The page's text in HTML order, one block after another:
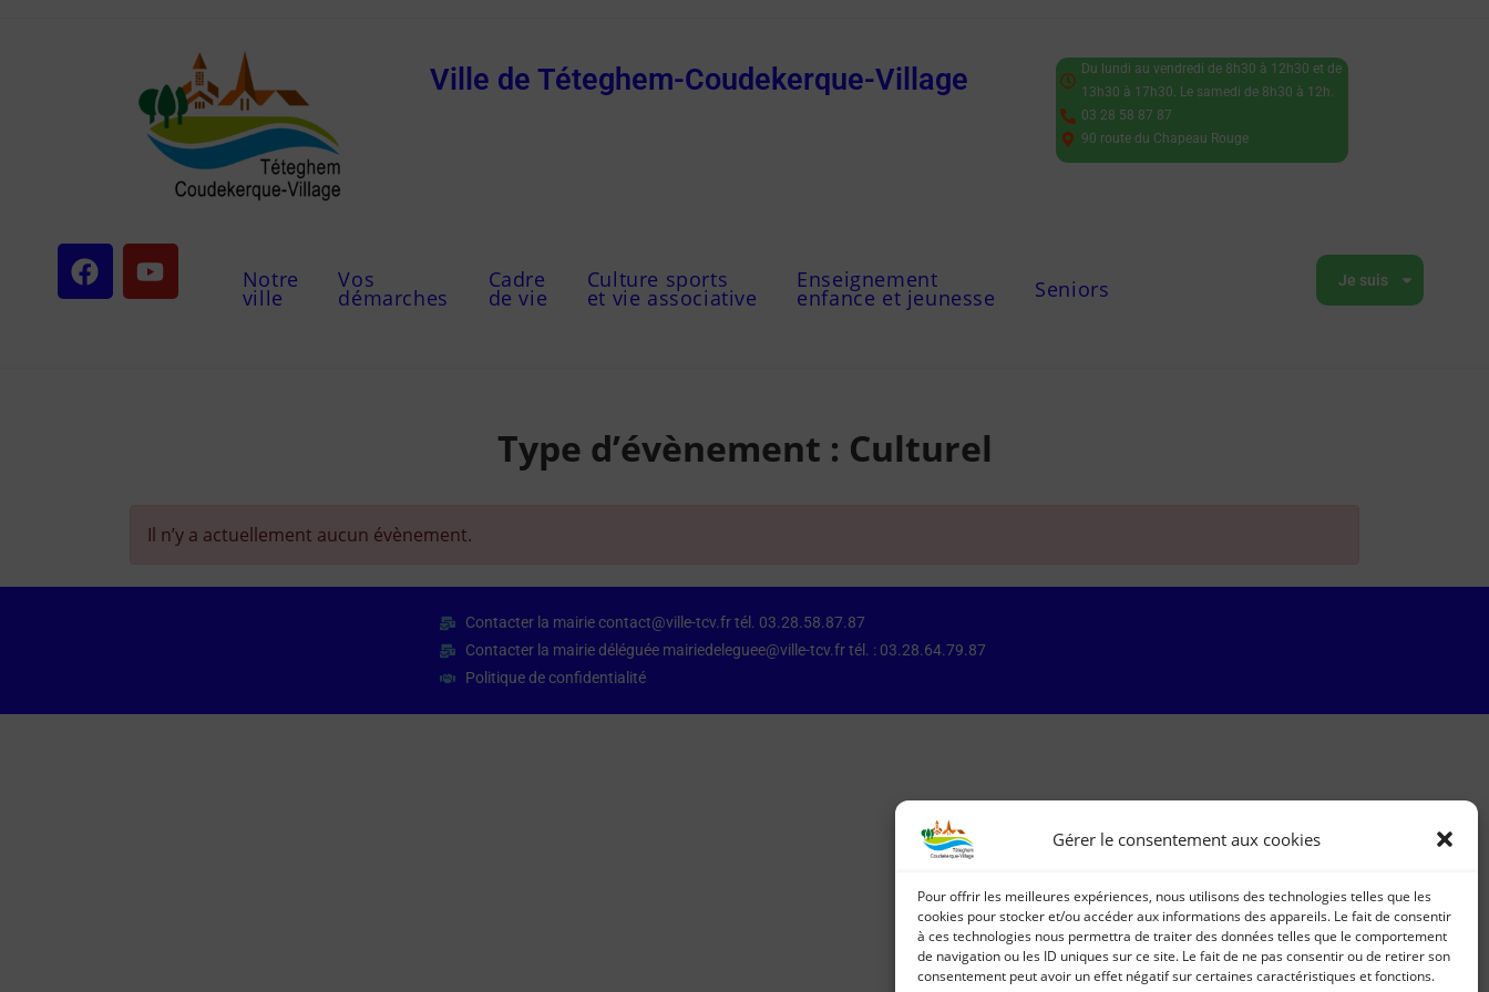
Gérer le consentement aux cookies
Pour offrir les meilleures expériences, nous utilisons des technologies telles que les
cookies pour stocker et/ou accéder aux informations des appareils. Le fait de consentir
à ces technologies nous permettra de traiter des données telles que le comportement
de navigation ou les ID uniques sur ce site. Le fait de ne pas consentir ou de retirer son
consentement peut avoir un effet négatif sur certaines caractéristiques et fonctions.
Ville de Téteghem-Coudekerque-Village
Du lundi au vendredi de 8h30 à 12h30 et de
13h30 à 17h30. Le samedi de 8h30 à 12h.
03 28 58 87 87
90 route du Chapeau Rouge
Notre
ville
Vos
démarches
Cadre
de vie
Culture sports
et vie associative
Enseignement
enfance et jeunesse Seniors Je suis
Type d’évènement : Culturel
Il n’y a actuellement aucun évènement.
Contacter la mairie contact@ville-tcv.fr tél. 03.28.58.87.87
Contacter la mairie déléguée mairiedeleguee@ville-tcv.fr tél. : 03.28.64.79.87
Politique de confidentialité